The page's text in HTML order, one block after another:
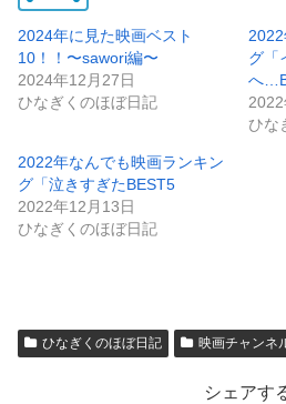
2024年に見た映画ベスト
10！！〜sawori編〜
2024年12月27日
ひなぎくのほぼ日記
グ「
へ
2022
ひな
2022年なんでも映画ランキン
グ「泣きすぎたBEST5
2022年12月13日
ひなぎくのほぼ日記
ひなぎくのほぼ日記 映画チャンネ
シェアす